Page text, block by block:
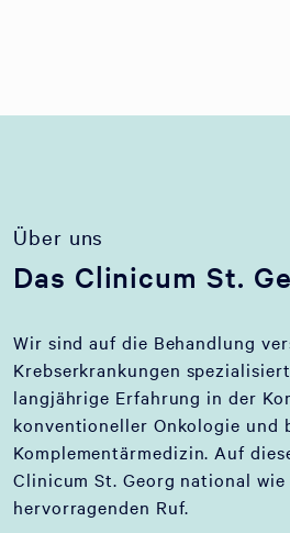
Über uns
Das Clinicum St.
Wir sind auf die Behandlung
Krebserkrankungen
langjährige Erfahrung in der
konventioneller Onkologie und
Komplementärmedizin. Auf
Clinicum St. Georg national
hervorragenden Ruf.